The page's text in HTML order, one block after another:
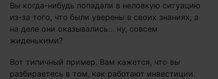
Вы когда-нибудь попадали в неловкую ситуацию
из-за того, что были уверены в своих знаниях, а
на деле они оказывались… ну, совсем
жиденькими?
Вот типичный пример. Вам кажется, что вы
разбираетесь в том, как работают инвестиции.